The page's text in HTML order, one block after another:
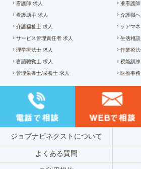
看護師 求人 准看護師
看護助手 求人 介護職ヘ
介護福祉士 求人 ケアマ
サービス管理責任者 求人 生活相談
理学療法士 求人 作業療法
言語聴覚士 求人 視能訓練
管理栄養士/栄養士 求人 医療事務
ジョブナビネクストについて
よくある質問